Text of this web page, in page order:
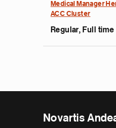
Medical Manager
ACC Cluster
Regular, Full time
Novartis